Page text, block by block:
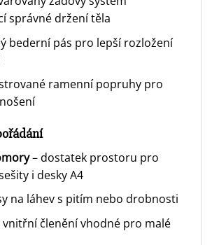
správné držení těla
bederní pás pro lepší rozložení
ramenní popruhy pro
– dostatek prostoru pro
i desky A4
na láhev s pitím nebo drobnosti
vnitřní členění vhodné pro malé